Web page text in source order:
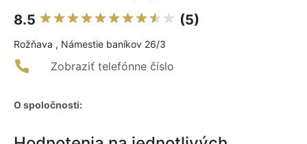
8.5 (5)
Rožňava , Námestie baníkov 26/3
Zobraziť telefónne číslo
O spoločnosti: